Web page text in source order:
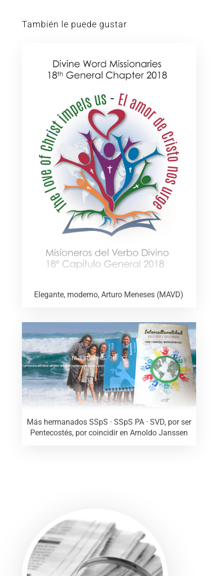
También le puede gustar
Elegante, moderno, Arturo Meneses (MAVD)
Más hermanados SSpS · SSpS PA · SVD, por ser
Pentecostés, por coincidir en Arnoldo Janssen